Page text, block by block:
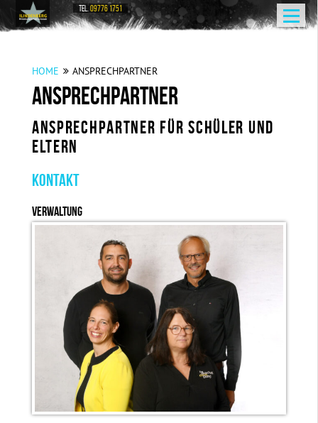
TEL.09776 1751
HOME ANSPRECHPARTNER
ANSPRECHPARTNER
ANSPRECHPARTNER FÜR SCHÜLER UND
ELTERN
KONTAKT
VERWALTUNG